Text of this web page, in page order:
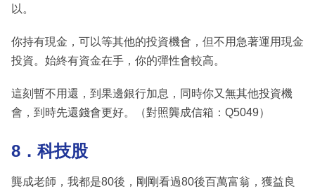
以。
你持有現金，可以等其他的投資機會，但不用急著運用現金
投資。始終有資金在手，你的彈性會較高。
這刻暫不用還，到果邊銀行加息，同時你又無其他投資機
會，到時先還錢會更好。（對照龔成信箱：Q5049）
8．科技股
龔成老師，我都是80後，剛剛看過80後百萬富翁，獲益良